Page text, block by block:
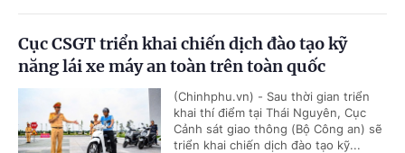
Cục CSGT triển khai chiến dịch đào tạo kỹ
năng lái xe máy an toàn trên toàn quốc
(Chinhphu.vn) - Sau thời gian triển
khai thí điểm tại Thái Nguyên, Cục
Cảnh sát giao thông (Bộ Công an) sẽ
triển khai chiến dịch đào tạo kỹ...